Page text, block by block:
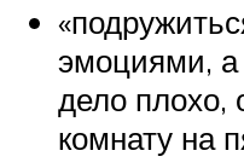
эмоциями, а
дело плохо,
комнату на